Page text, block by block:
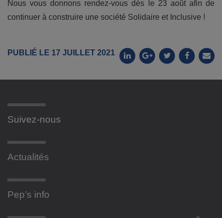
Nous vous donnons rendez-vous dès le 23 août afin de
continuer à construire une société Solidaire et Inclusive !
PUBLIÉ LE 17 JUILLET 2021
Suivez-nous
Actualités
Pep’s info